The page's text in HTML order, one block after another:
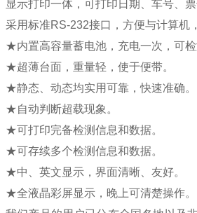
显示打印一体，可打印日期、车号、
采用标准RS-232接口，方便与计算机
★内置高容量蓄电池，充电一次，可检
★超薄台面，重量轻，使于便带。
★静态、动态均实用可靠，快速准确。
★自动判断超载现象。
★可打印完备检测信息和数据。
★可存续多个检测信息和数据。
★中、英文显示，界面清晰、友好。
★全液晶彩屏显示，晚上可清楚操作。